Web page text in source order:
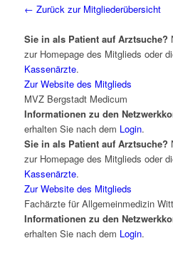
← Zurück zur Mitgliederübersicht
Sie in als Patient auf Arztsuche?
zur Homepage des Mitglieds oder
Kassenärzte.
Zur Website des Mitglieds
MVZ Bergstadt Medicum
Informationen zu den
erhalten Sie nach dem Login.
Sie in als Patient auf Arztsuche?
zur Homepage des Mitglieds oder
Kassenärzte.
Zur Website des Mitglieds
Fachärzte für Allgemeinmedizin
Informationen zu den
erhalten Sie nach dem Login.